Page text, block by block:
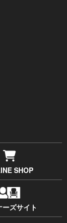
SHOP
ーズサイト